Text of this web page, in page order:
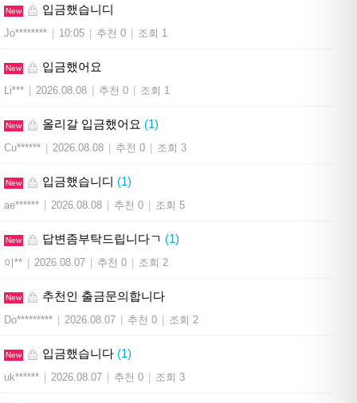
New 입금했습니디
Jo******** 10:05 추천 0 조회 1
New 입금했어요
Li*** 2026.08.08 추천 0 조회 1
New 올리갈 입금했어요 (1)
Cu****** 2026.08.08 추천 0 조회 3
New 입금했습니디 (1)
ae****** 2026.08.08 추천 0 조회 5
New 답변좀부탁드립니다ㄱ (1)
이** 2026.08.07 추천 0 조회 2
New 추천인 출금문의합니다
Do********* 2026.08.07 추천 0 조회 2
New 입금했습니다 (1)
uk****** 2026.08.07 추천 0 조회 3